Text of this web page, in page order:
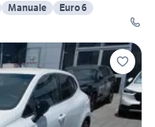
Manuale
Euro 6